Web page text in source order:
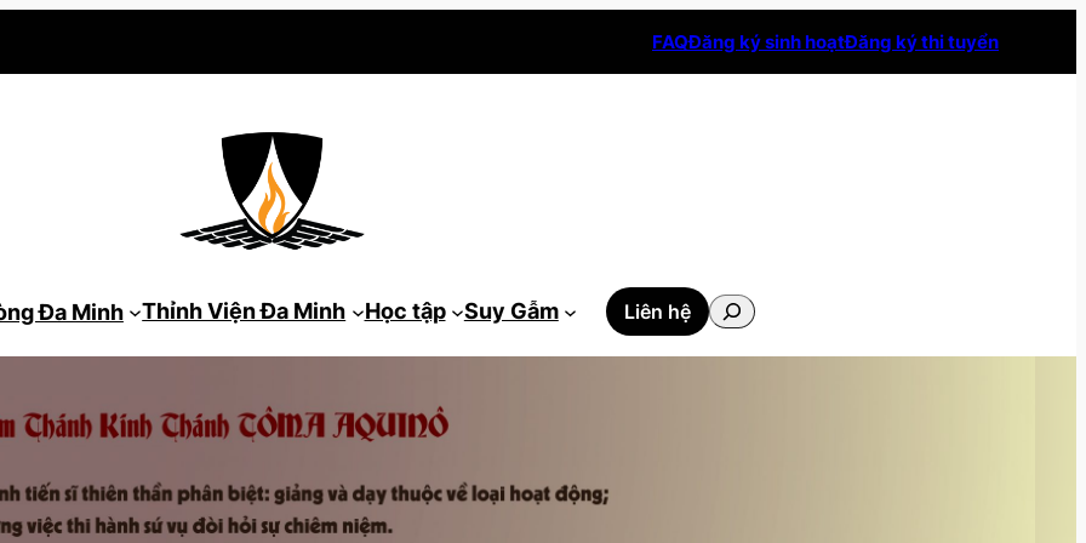
FAQĐăng ký sinh hoạtĐăng ký thi tuyển
Đa Minh Thỉnh Viện Đa Minh Học tập Suy Gẫm Liên hệ
Tìm
kiếm